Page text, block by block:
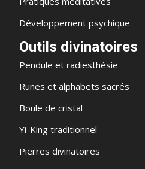
Développement psychique
Outils divinatoires
Pendule et radiesthésie
Runes et alphabets sacrés
Boule de cristal
Yi-King traditionnel
Pierres divinatoires